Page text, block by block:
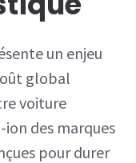
un enjeu
global
voiture
des marques
pour durer